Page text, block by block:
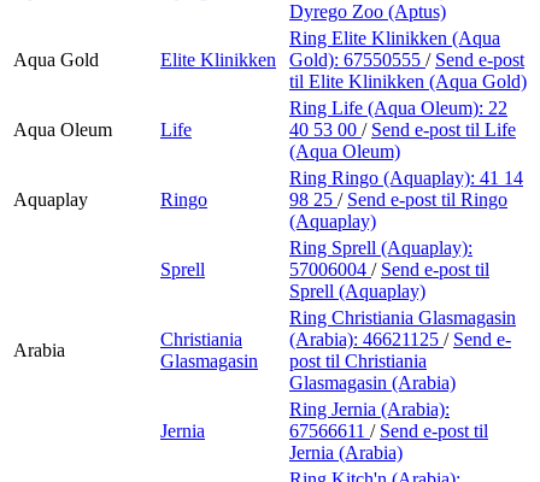
Dyrego Zoo (Aptus)
Aqua Gold Elite Klinikken
Ring Elite Klinikken (Aqua
Gold): 67550555 / Send e-post
til Elite Klinikken (Aqua Gold)
Aqua Oleum Life
Ring Life (Aqua Oleum): 22
40 53 00 / Send e-post til Life
(Aqua Oleum)
Aquaplay Ringo
Ring Ringo (Aquaplay): 41 14
98 25 / Send e-post til Ringo
(Aquaplay)
Sprell
Ring Sprell (Aquaplay):
57006004 / Send e-post til
Sprell (Aquaplay)
Arabia
Christiania
Glasmagasin
Ring Christiania Glasmagasin
(Arabia): 46621125 / Send e-
post til Christiania
Glasmagasin (Arabia)
Jernia
Ring Jernia (Arabia):
67566611 / Send e-post til
Jernia (Arabia)